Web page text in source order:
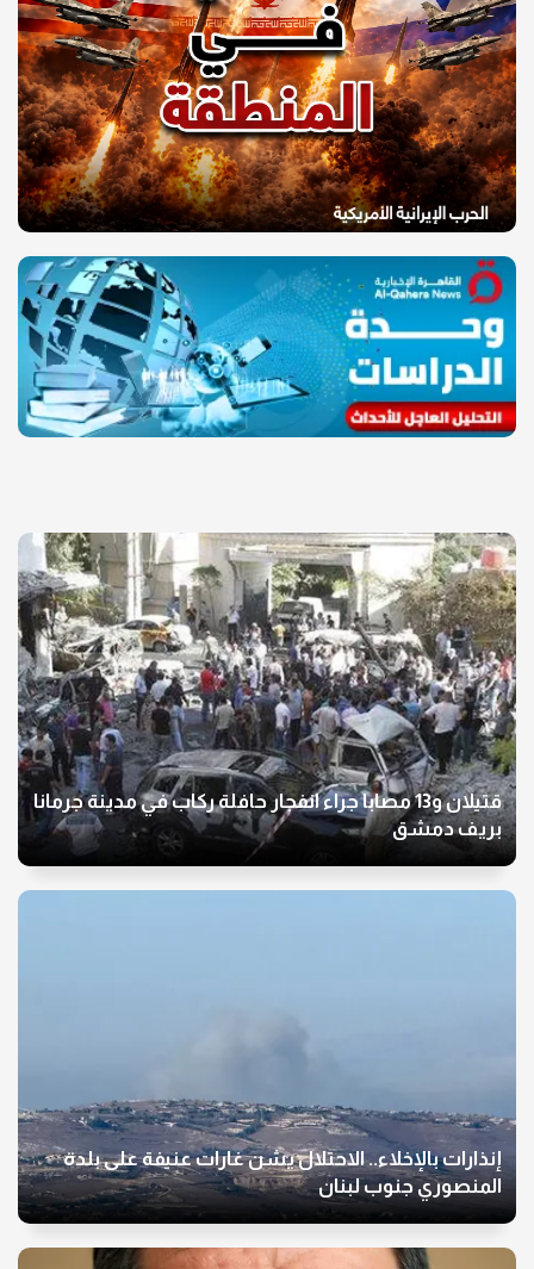
قتيلان و13 مصابا جراء انفجار حافلة ركاب في مدينة جرمانا
بريف دمشق
إنذارات بالإخلاء.. الاحتلال يشن غارات عنيفة على بلدة
المنصوري جنوب لبنان